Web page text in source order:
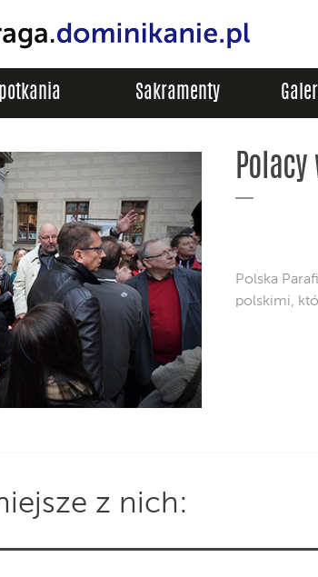
Sakramenty
Polacy
Polska
polskimi,
z nich: